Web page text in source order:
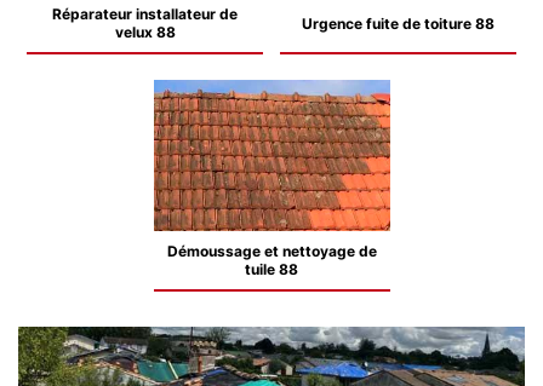
Réparateur installateur de
velux 88
Urgence fuite de toiture 88
Démoussage et nettoyage de
tuile 88